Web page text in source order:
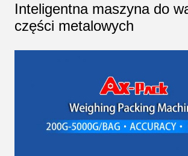
Inteligentna maszyna do
części metalowych